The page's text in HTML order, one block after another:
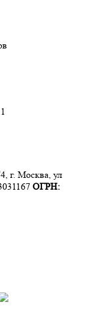
г. Москва, ул
ОГРН: